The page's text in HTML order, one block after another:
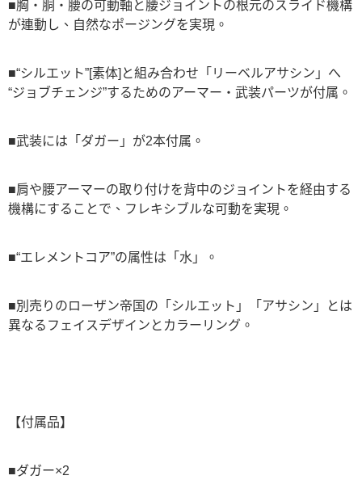
■胸・胴・腰の可動軸と腰ジョイントの根元のスライド機構
が連動し、自然なポージングを実現。
■“シルエット”[素体]と組み合わせ「リーベルアサシン」へ
“ジョブチェンジ”するためのアーマー・武装パーツが付属。
■武装には「ダガー」が2本付属。
■肩や腰アーマーの取り付けを背中のジョイントを経由する
機構にすることで、フレキシブルな可動を実現。
■“エレメントコア”の属性は「水」。
■別売りのローザン帝国の「シルエット」「アサシン」とは
異なるフェイスデザインとカラーリング。
【付属品】
■ダガー×2